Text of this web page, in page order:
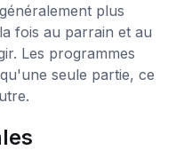
plus
fois au parrain et au
Les programmes
seule partie, ce